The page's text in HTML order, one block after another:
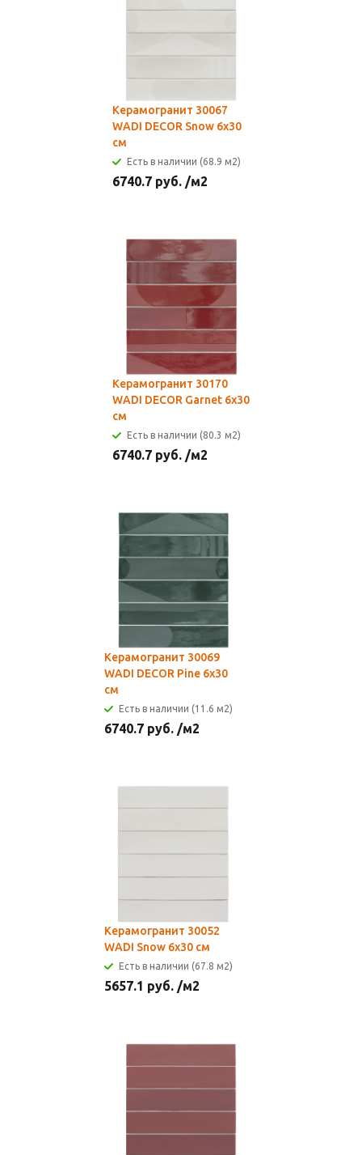
Керамогранит 30067
WADI DECOR Snow 6x30
см
Есть в наличии (68.9 м2)
6740.7 руб. /м2
Керамогранит 30170
WADI DECOR Garnet 6x30
см
Есть в наличии (80.3 м2)
6740.7 руб. /м2
Керамогранит 30069
WADI DECOR Pine 6x30
см
Есть в наличии (11.6 м2)
6740.7 руб. /м2
Керамогранит 30052
WADI Snow 6x30 см
Есть в наличии (67.8 м2)
5657.1 руб. /м2